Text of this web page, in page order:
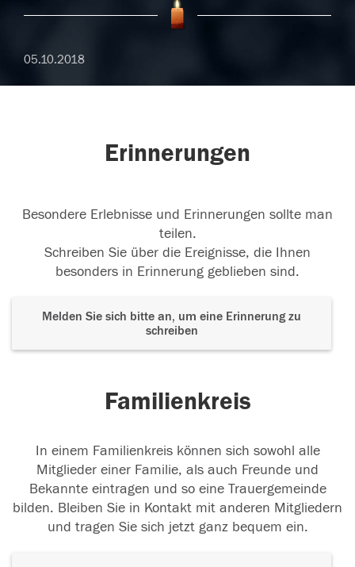
05.10.2018
Erinnerungen
Besondere Erlebnisse und Erinnerungen sollte man
teilen.
Schreiben Sie über die Ereignisse, die Ihnen
besonders in Erinnerung geblieben sind.
Melden Sie sich bitte an, um eine Erinnerung zu
schreiben
Familienkreis
In einem Familienkreis können sich sowohl alle
Mitglieder einer Familie, als auch Freunde und
Bekannte eintragen und so eine Trauergemeinde
bilden. Bleiben Sie in Kontakt mit anderen Mitgliedern
und tragen Sie sich jetzt ganz bequem ein.